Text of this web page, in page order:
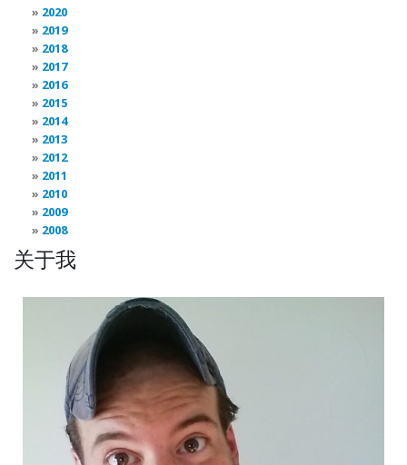
2020
2019
2018
2017
2016
2015
2014
2013
2012
2011
2010
2009
2008
关于我